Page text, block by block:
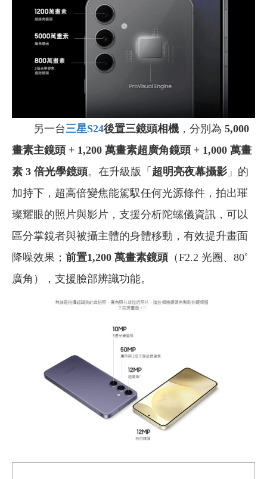
另一台三星S24後置三鏡頭相機 ，分別為 5,000
畫素主鏡頭 + 1,200 萬畫素超廣角鏡頭 + 1,000 萬畫
素 3 倍光學鏡頭。在升級版「 超明亮夜幕攝影 」的
加持下，超高倍變焦能駕馭任何光源條件，拍出璀
璨耀眼的照片與影片，支援分析陀螺儀資訊，可以
區分掌鏡者與被攝主體的身體移動，有效提升畫面
降噪效果； 前置1,200 萬畫素鏡頭 （F2.2 光圈、80˚
廣角），支援臉部辨識功能。